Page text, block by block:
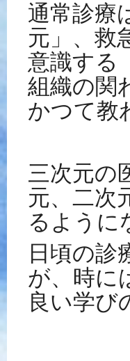
通常診療
元」、救
意識する
組織の関
かつて教
三次元の
元、二次
るように
日頃の診
が、時に
良い学び